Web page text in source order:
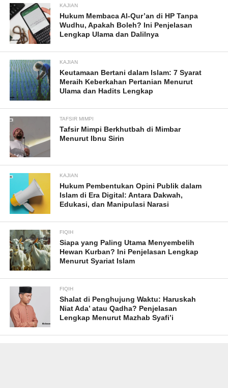
KAJIAN
Hukum Membaca Al-Qur’an di HP Tanpa
Wudhu, Apakah Boleh? Ini Penjelasan
Lengkap Ulama dan Dalilnya
KAJIAN
Keutamaan Bertani dalam Islam: 7 Syarat
Meraih Keberkahan Pertanian Menurut
Ulama dan Hadits Lengkap
TAFSIR MIMPI
Tafsir Mimpi Berkhutbah di Mimbar
Menurut Ibnu Sirin
KAJIAN
Hukum Pembentukan Opini Publik dalam
Islam di Era Digital: Antara Dakwah,
Edukasi, dan Manipulasi Narasi
FIQIH
Siapa yang Paling Utama Menyembelih
Hewan Kurban? Ini Penjelasan Lengkap
Menurut Syariat Islam
FIQIH
Shalat di Penghujung Waktu: Haruskah
Niat Ada’ atau Qadha? Penjelasan
Lengkap Menurut Mazhab Syafi’i